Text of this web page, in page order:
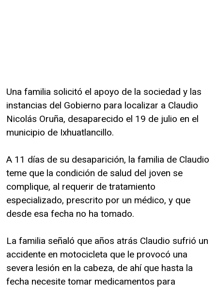
Una familia solicitó el apoyo de la sociedad y las
instancias del Gobierno para localizar a Claudio
Nicolás Oruña, desaparecido el 19 de julio en el
municipio de Ixhuatlancillo.
A 11 días de su desaparición, la familia de Claudio
teme que la condición de salud del joven se
complique, al requerir de tratamiento
especializado, prescrito por un médico, y que
desde esa fecha no ha tomado.
La familia señaló que años atrás Claudio sufrió un
accidente en motocicleta que le provocó una
severa lesión en la cabeza, de ahí que hasta la
fecha necesite tomar medicamentos para